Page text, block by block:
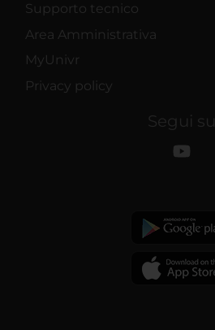
Supporto tecnico
Area Amministrativa
MyUnivr
Privacy policy
Segui su